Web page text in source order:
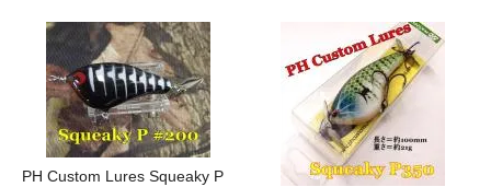
PH Custom Lures Squeaky P